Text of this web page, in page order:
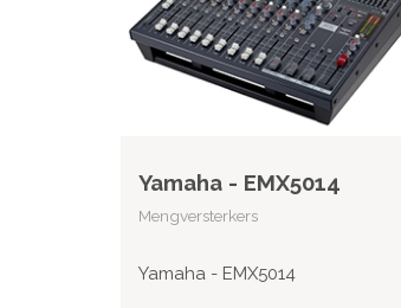
Yamaha - EMX5014
Mengversterkers
Yamaha - EMX5014